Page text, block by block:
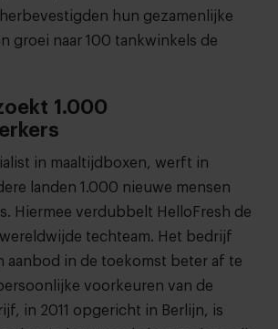
hun gezamenlijke
groei naar 100 tankwinkels de
1.000
in maaltijdboxen, werft in
landen 1.000 nieuwe mensen
Hiermee verdubbelt HelloFresh de
techteam. Het bedrijf
aanbod in de toekomst beter af te
voorkeuren van de
in 2011 opgericht in Berlijn, is